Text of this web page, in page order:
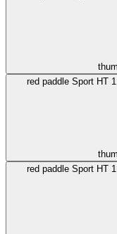
red paddle Sport HT
red paddle Sport HT